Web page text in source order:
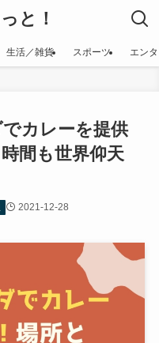
と！
生活／雑貨 スポーツ エン
カレーを提供
間も世界仰天
2021-12-28